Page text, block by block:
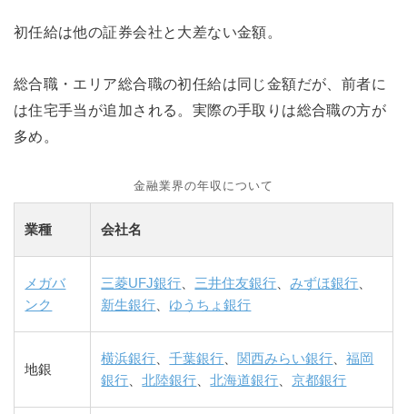
初任給は他の証券会社と大差ない金額。
総合職・エリア総合職の初任給は同じ金額だが、前者に
は住宅手当が追加される。実際の手取りは総合職の方が
多め。
金融業界の年収について
業種 会社名
メガバ
ンク
三菱UFJ銀行、三井住友銀行、みずほ銀行、
新生銀行、 ゆうちょ銀行
地銀
横浜銀行、千葉銀行、 関西みらい銀行、福岡
銀行、北陸銀行、北海道銀行、京都銀行